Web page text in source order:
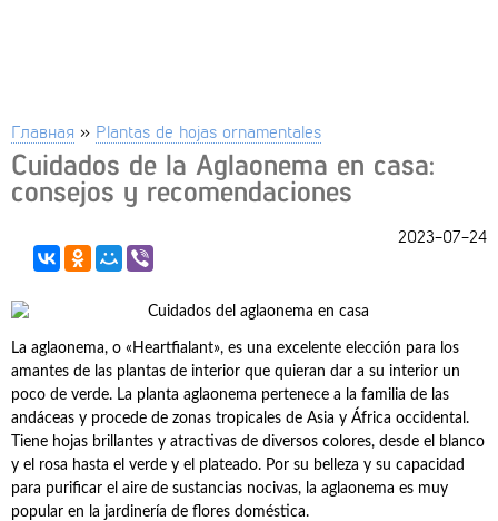
Главная » Plantas de hojas ornamentales
Cuidados de la Aglaonema en casa:
consejos y recomendaciones
2023-07-24
La aglaonema, o «Heartfialant», es una excelente elección para los
amantes de las plantas de interior que quieran dar a su interior un
poco de verde. La planta aglaonema pertenece a la familia de las
andáceas y procede de zonas tropicales de Asia y África occidental.
Tiene hojas brillantes y atractivas de diversos colores, desde el blanco
y el rosa hasta el verde y el plateado. Por su belleza y su capacidad
para purificar el aire de sustancias nocivas, la aglaonema es muy
popular en la jardinería de flores doméstica.